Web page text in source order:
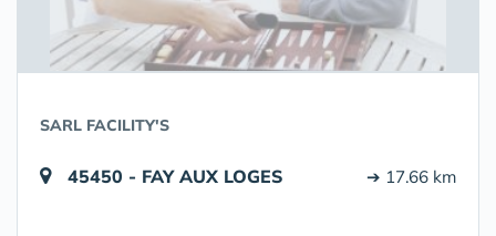
SARL FACILITY'S
45450 - FAY AUX LOGES ➔ 17.66 km